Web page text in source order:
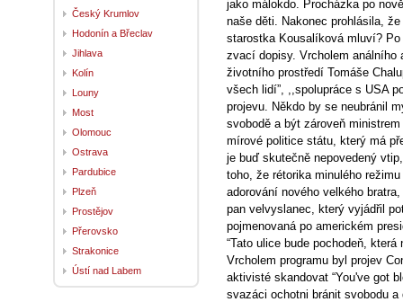
jako málokdo. Procházka po
naše děti. Nakonec prohlásila,
starostka Kousalíková mluví?
zvací dopisy. Vrcholem
životního prostředí Tomáše
všech lidí”, ,,spolupráce s USA
projevu. Někdo by se neubránil
svobodě a být zároveň
mírové politice státu, který má
je buď skutečně nepovedený
toho, že rétorika minulého
adorování nového velkého
pan velvyslanec, který vyjádřil
pojmenovaná po americkém
“Tato ulice bude pochodeň,
Vrcholem programu byl projev
aktivisté skandovat “You've got
svazáci ochotni bránit svobodu
Český Krumlov
Hodonín a Břeclav
Jihlava
Kolín
Louny
Most
Olomouc
Ostrava
Pardubice
Plzeň
Prostějov
Přerovsko
Strakonice
Ústí nad Labem